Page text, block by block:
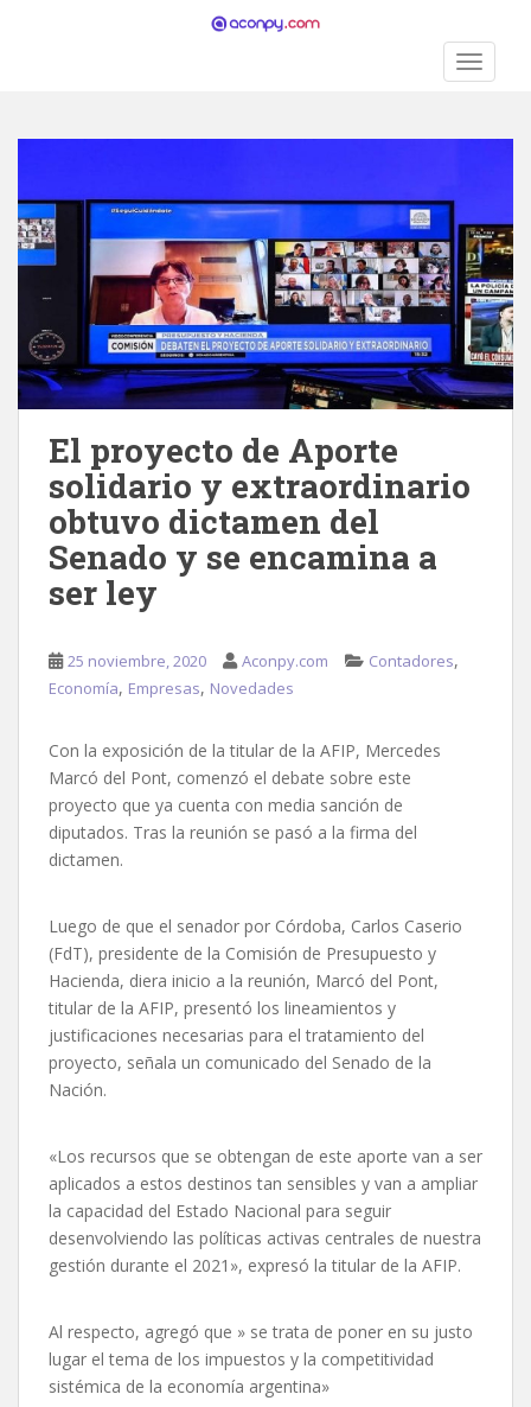
El proyecto de Aporte
solidario y extraordinario
obtuvo dictamen del
Senado y se encamina a
ser ley
25 noviembre, 2020 Aconpy.com Contadores,
Economía, Empresas, Novedades
Con la exposición de la titular de la AFIP, Mercedes
Marcó del Pont, comenzó el debate sobre este
proyecto que ya cuenta con media sanción de
diputados. Tras la reunión se pasó a la firma del
dictamen.
Luego de que el senador por Córdoba, Carlos Caserio
(FdT), presidente de la Comisión de Presupuesto y
Hacienda, diera inicio a la reunión, Marcó del Pont,
titular de la AFIP, presentó los lineamientos y
justificaciones necesarias para el tratamiento del
proyecto, señala un comunicado del Senado de la
Nación.
«Los recursos que se obtengan de este aporte van a ser
aplicados a estos destinos tan sensibles y van a ampliar
la capacidad del Estado Nacional para seguir
desenvolviendo las políticas activas centrales de nuestra
gestión durante el 2021», expresó la titular de la AFIP.
Al respecto, agregó que » se trata de poner en su justo
lugar el tema de los impuestos y la competitividad
sistémica de la economía argentina»